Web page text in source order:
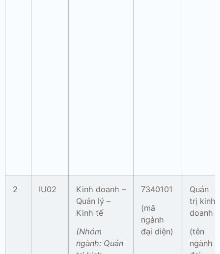
2 IU02
Kinh doanh –
Quản lý –
Kinh tế
(Nhóm
ngành: Quản
7340101
(mã
ngành
đại diện)
Quản
trị kinh
doanh
(tên
ngành